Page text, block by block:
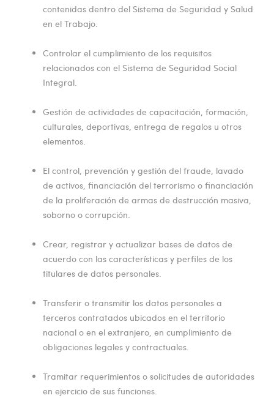
contenidas dentro del Sistema de Seguridad y Salud
en el Trabajo.
Controlar el cumplimiento de los requisitos
relacionados con el Sistema de Seguridad Social
Integral.
Gestión de actividades de capacitación, formación,
culturales, deportivas, entrega de regalos u otros
elementos.
El control, prevención y gestión del fraude, lavado
de activos, financiación del terrorismo o financiación
de la proliferación de armas de destrucción masiva,
soborno o corrupción.
Crear, registrar y actualizar bases de datos de
acuerdo con las características y perfiles de los
titulares de datos personales.
Transferir o transmitir los datos personales a
terceros contratados ubicados en el territorio
nacional o en el extranjero, en cumplimiento de
obligaciones legales y contractuales.
Tramitar requerimientos o solicitudes de autoridades
en ejercicio de sus funciones.